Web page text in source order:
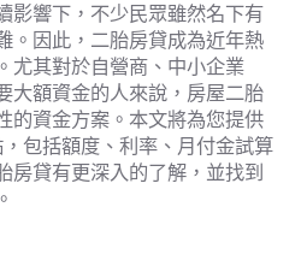
影響下，不少民眾雖然名下有
。因此，二胎房貸成為近年熱
尤其對於自營商、中小企業
大額資金的人來說，房屋二胎
的資金方案。本文將為您提供
包括額度、利率、月付金試算
房貸有更深入的了解，並找到